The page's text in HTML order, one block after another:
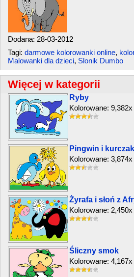
Dodana: 28-03-2012
Tagi: darmowe kolorowanki online,
Malowanki dla dzieci, Slonik Dumbo
Więcej w kategorii
Ryby
Kolorowane: 9,382x
Pingwin i kurczak
Kolorowane: 3,874x
Żyrafa i słoń z
Kolorowane: 2,450x
Śliczny smok
Kolorowane: 4,167x